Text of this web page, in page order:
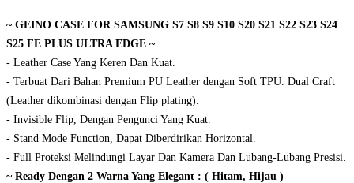
~ GEINO CASE FOR SAMSUNG S7 S8 S9 S10 S20 S21 S22 S23 S24
S25 FE PLUS ULTRA EDGE ~
- Leather Case Yang Keren Dan Kuat.
- Terbuat Dari Bahan Premium PU Leather dengan Soft TPU. Dual Craft
(Leather dikombinasi dengan Flip plating).
- Invisible Flip, Dengan Pengunci Yang Kuat.
- Stand Mode Function, Dapat Diberdirikan Horizontal.
- Full Proteksi Melindungi Layar Dan Kamera Dan Lubang-Lubang Presisi.
~ Ready Dengan 2 Warna Yang Elegant : ( Hitam, Hijau )